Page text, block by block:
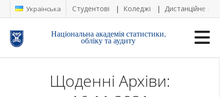
Українська Студентові Коледжі Дистанційне
Національна академія статистики,
обліку та аудиту
Щоденні Архіви: